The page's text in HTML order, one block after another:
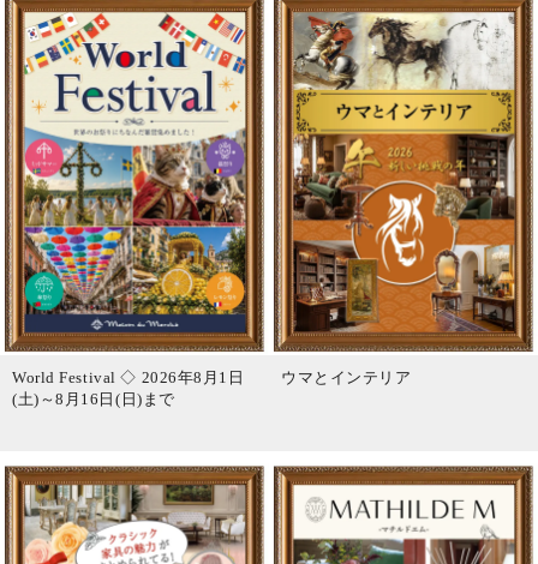
World Festival ◇ 2026年8月1日
(土)～8月16日(日)まで
ウマとインテリア